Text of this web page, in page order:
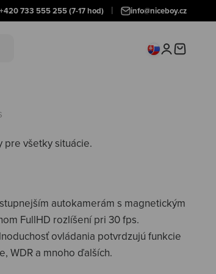
+420 733 555 255(7-17 hod) info@niceboy.cz
Prihlásiť sa
Košík
pre všetky situácie.
autokamerám s magnetickým
FullHD rozlíšení pri 30 fps.
ovládania potvrdzujú funkcie
WDR a mnoho ďalších.